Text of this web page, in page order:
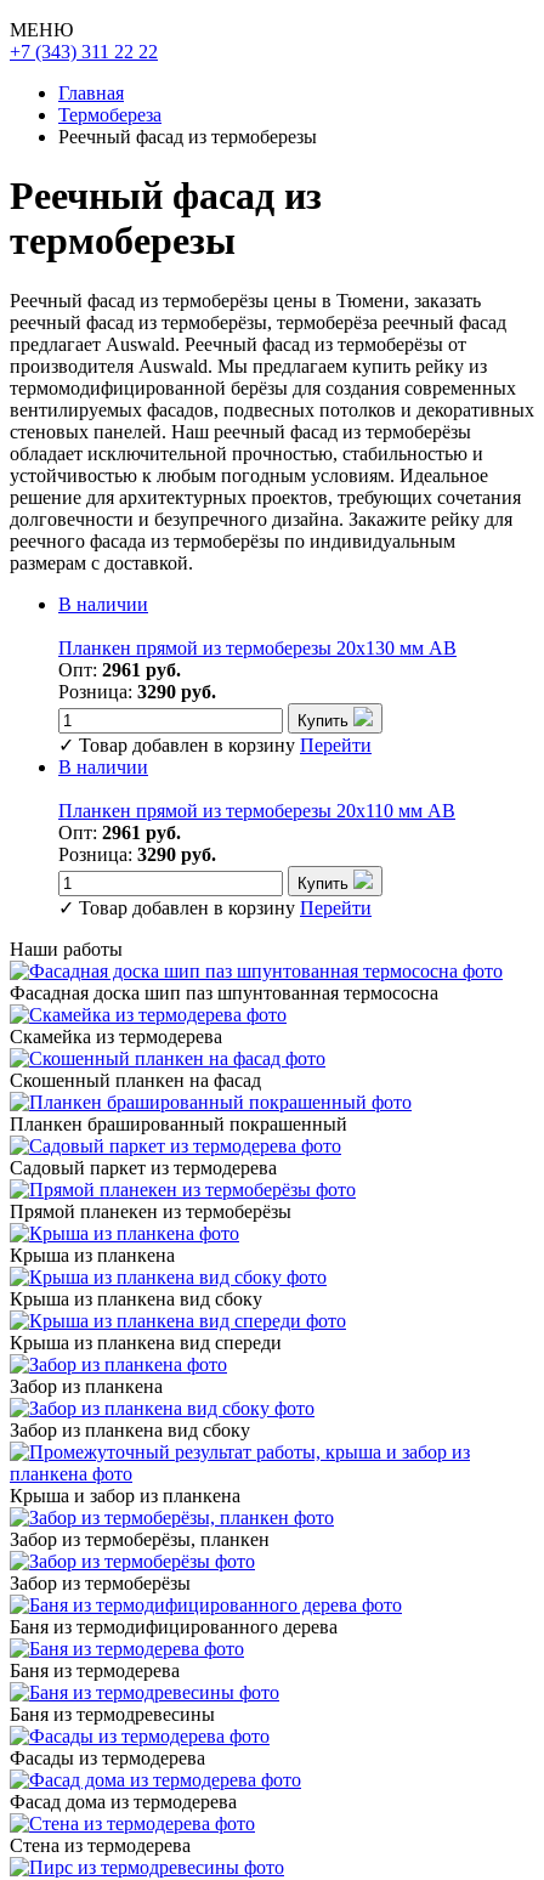
МЕНЮ
+7 (343) 311 22 22
Главная
Термобереза
Реечный фасад из термоберезы
Реечный фасад из
термоберезы
Реечный фасад из термоберёзы цены в Тюмени, заказать
реечный фасад из термоберёзы, термоберёза реечный фасад
предлагает Auswald. Реечный фасад из термоберёзы от
производителя Auswald. Мы предлагаем купить рейку из
термомодифицированной берёзы для создания современных
вентилируемых фасадов, подвесных потолков и декоративных
стеновых панелей. Наш реечный фасад из термоберёзы
обладает исключительной прочностью, стабильностью и
устойчивостью к любым погодным условиям. Идеальное
решение для архитектурных проектов, требующих сочетания
долговечности и безупречного дизайна. Закажите рейку для
реечного фасада из термоберёзы по индивидуальным
размерам с доставкой.
В наличии
Планкен прямой из термоберезы 20х130 мм АВ
Опт: 2961 руб.
Розница: 3290 руб.
Купить
✓ Товар добавлен в корзину Перейти
В наличии
Планкен прямой из термоберезы 20х110 мм АВ
Опт: 2961 руб.
Розница: 3290 руб.
Купить
✓ Товар добавлен в корзину Перейти
Наши работы
Фасадная доска шип паз шпунтованная термососна
Скамейка из термодерева
Скошенный планкен на фасад
Планкен брашированный покрашенный
Садовый паркет из термодерева
Прямой планекен из термоберёзы
Крыша из планкена
Крыша из планкена вид сбоку
Крыша из планкена вид спереди
Забор из планкена
Забор из планкена вид сбоку
Крыша и забор из планкена
Забор из термоберёзы, планкен
Забор из термоберёзы
Баня из термодифицированного дерева
Баня из термодерева
Баня из термодревесины
Фасады из термодерева
Фасад дома из термодерева
Стена из термодерева